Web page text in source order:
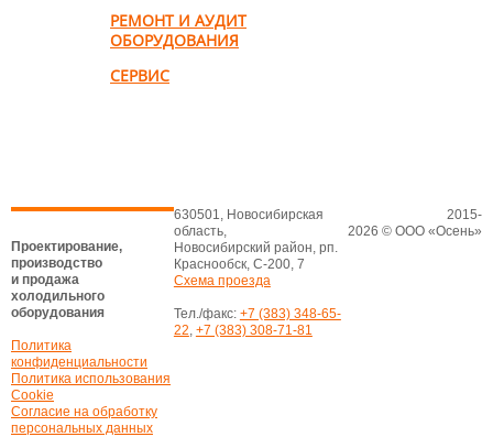
РЕМОНТ И АУДИТ
ОБОРУДОВАНИЯ
СЕРВИС
Проектирование,
производство
и продажа
холодильного
оборудования
Политика
конфиденциальности
Политика использования
Cookie
Согласие на обработку
персональных данных
630501, Новосибирская
область,
Новосибирский район, рп.
Краснообск, С-200, 7
Схема проезда
Тел./факс: +7 (383) 348-65-
22 +7 (383) 308-71-81
2015-
2026 © ООО «Осень»